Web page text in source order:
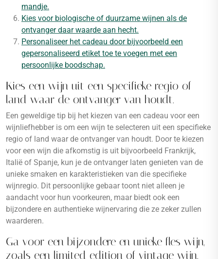
mandje.
Kies voor biologische of duurzame wijnen als de
ontvanger daar waarde aan hecht.
Personaliseer het cadeau door bijvoorbeeld een
gepersonaliseerd etiket toe te voegen met een
persoonlijke boodschap.
Kies een wijn uit een specifieke regio of
land waar de ontvanger van houdt.
Een geweldige tip bij het kiezen van een cadeau voor een
wijnliefhebber is om een wijn te selecteren uit een specifieke
regio of land waar de ontvanger van houdt. Door te kiezen
voor een wijn die afkomstig is uit bijvoorbeeld Frankrijk,
Italië of Spanje, kun je de ontvanger laten genieten van de
unieke smaken en karakteristieken van die specifieke
wijnregio. Dit persoonlijke gebaar toont niet alleen je
aandacht voor hun voorkeuren, maar biedt ook een
bijzondere en authentieke wijnervaring die ze zeker zullen
waarderen.
Ga voor een bijzondere en unieke fles wijn,
zoals een limited edition of vintage wijn.